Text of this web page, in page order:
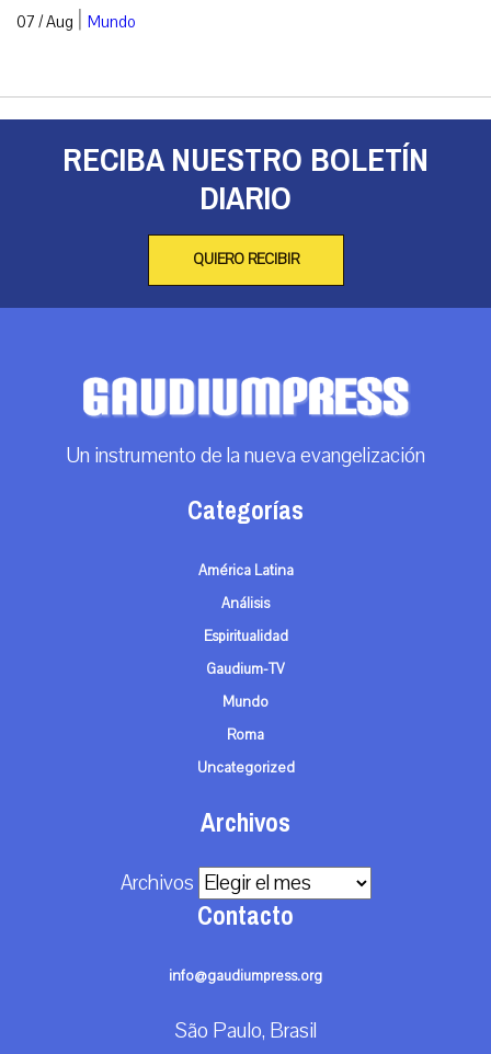
07 / Aug | Mundo
RECIBA NUESTRO BOLETÍN
DIARIO
QUIERO RECIBIR
Un instrumento de la nueva evangelización
Categorías
América Latina
Análisis
Espiritualidad
Gaudium-TV
Mundo
Roma
Uncategorized
Archivos
Archivos
Contacto
info@gaudiumpress.org
São Paulo, Brasil